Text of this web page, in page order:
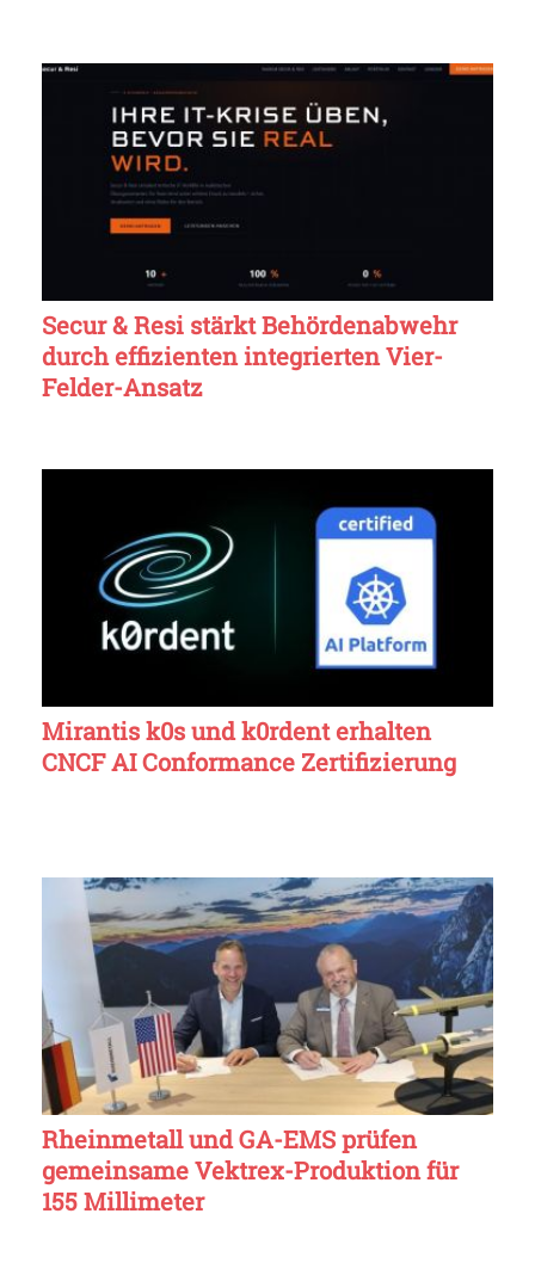
Secur & Resi stärkt Behördenabwehr
durch effizienten integrierten Vier-
Felder-Ansatz
Mirantis k0s und k0rdent erhalten
CNCF AI Conformance Zertifizierung
Rheinmetall und GA-EMS prüfen
gemeinsame Vektrex-Produktion für
155 Millimeter